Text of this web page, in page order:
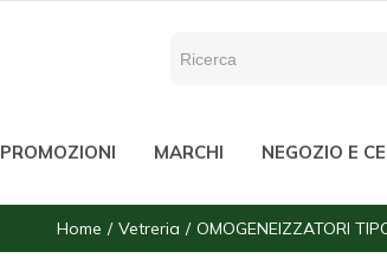
PROMOZIONI MARCHI NEGOZIO E
Home Vetreria OMOGENEIZZATORI